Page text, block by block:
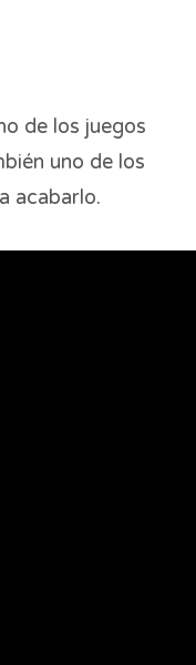
de los juegos
uno de los
acabarlo.